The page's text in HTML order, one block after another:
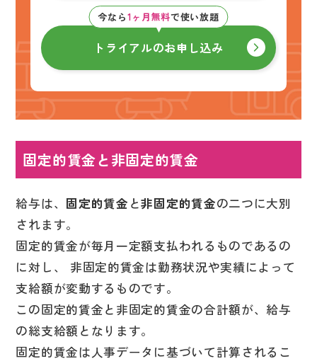
今なら1ヶ月無料で使い放題
トライアルのお申し込み
固定的賃金と非固定的賃金
給与は、 固定的賃金 と非固定的賃金の二つに大別
されます。
固定的賃金が毎月一定額支払われるものであるの
に対し、 非固定的賃金は勤務状況や実績によって
支給額が変動するものです。
この固定的賃金と非固定的賃金の合計額が、給与
の総支給額となります。
固定的賃金は人事データに基づいて計算されるこ